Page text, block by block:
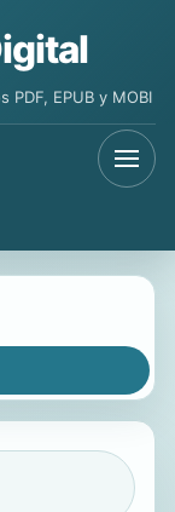
EPUB y MOBI